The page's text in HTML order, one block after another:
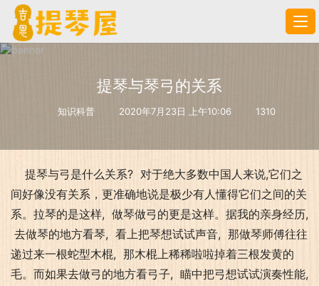
提琴与琴弓的关系
知识科普 2020年7月23日 上午10:06 1310
提琴与弓是什么关系? 对于绝大多数中国人来说,它们之
间好像没有关系，更准确地说是极少有人懂得它们之间的关
系。拉琴的是这样, 做琴做弓的更是这样。据我的亲身经历,
去做琴的地方看琴, 看上把琴想试试声音, 那做琴师傅往往
递过来一根蛇型木棍, 那木棍上稀稀啦啦掉着三根发黄的
毛。而如果去做弓的地方看弓子, 瞄中把弓想试试演奏性能,